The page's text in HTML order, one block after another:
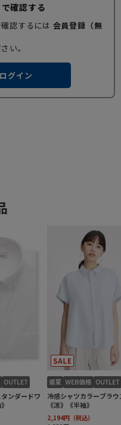
確認する
認するには 会員登録（無
い。
グイン